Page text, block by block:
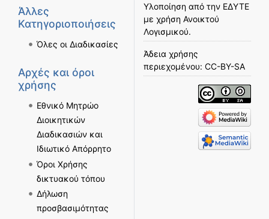
Άλλες
Κατηγοριοποιήσεις
Όλες οι Διαδικασίες
Αρχές και όροι
χρήσης
Εθνικό Μητρώο
Διοικητικών
Διαδικασιών και
Ιδιωτικό Απόρρητο
Όροι Χρήσης
δικτυακού τόπου
Δήλωση
προσβασιμότητας
Υλοποίηση από την ΕΔΥΤΕ
με χρήση Ανοικτού
Λογισμικού.
Άδεια χρήσης
περιεχομένου: CC-BY-SA